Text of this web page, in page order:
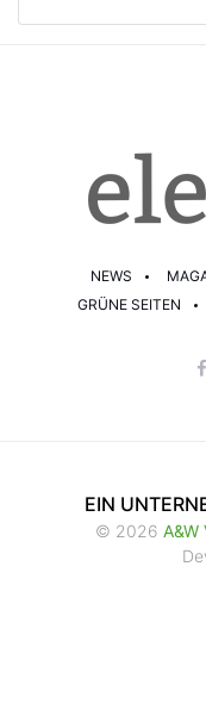
NEWS
GRÜNE SEITEN
EIN
© 2026 A&W